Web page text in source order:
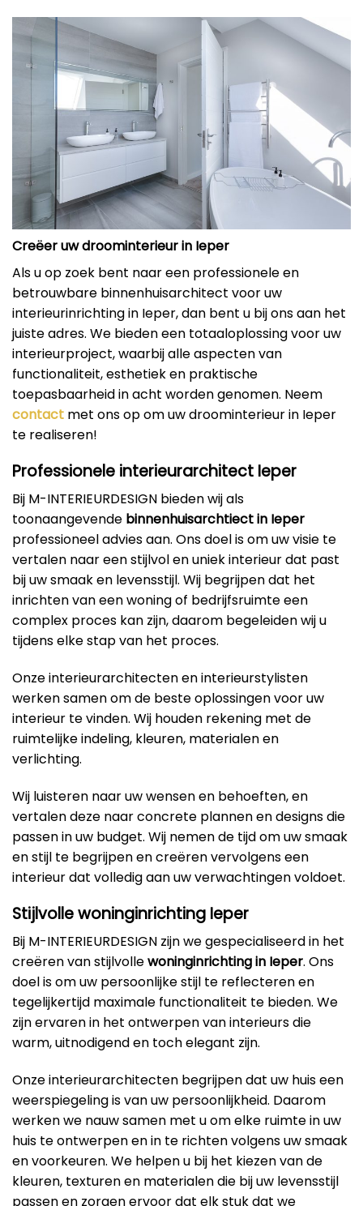
Creëer uw droominterieur in Ieper
Als u op zoek bent naar een professionele en
betrouwbare binnenhuisarchitect voor uw
interieurinrichting in Ieper, dan bent u bij ons aan het
juiste adres. We bieden een totaaloplossing voor uw
interieurproject, waarbij alle aspecten van
functionaliteit, esthetiek en praktische
toepasbaarheid in acht worden genomen. Neem
contact met ons op om uw droominterieur in Ieper
te realiseren!
Professionele interieurarchitect Ieper
Bij M-INTERIEURDESIGN bieden wij als
toonaangevende binnenhuisarchtiect in Ieper
professioneel advies aan. Ons doel is om uw visie te
vertalen naar een stijlvol en uniek interieur dat past
bij uw smaak en levensstijl. Wij begrijpen dat het
inrichten van een woning of bedrijfsruimte een
complex proces kan zijn, daarom begeleiden wij u
tijdens elke stap van het proces.
Onze interieurarchitecten en interieurstylisten
werken samen om de beste oplossingen voor uw
interieur te vinden. Wij houden rekening met de
ruimtelijke indeling, kleuren, materialen en
verlichting.
Wij luisteren naar uw wensen en behoeften, en
vertalen deze naar concrete plannen en designs die
passen in uw budget. Wij nemen de tijd om uw smaak
en stijl te begrijpen en creëren vervolgens een
interieur dat volledig aan uw verwachtingen voldoet.
Stijlvolle woninginrichting Ieper
Bij M-INTERIEURDESIGN zijn we gespecialiseerd in het
creëren van stijlvollewoninginrichting in Ieper. Ons
doel is om uw persoonlijke stijl te reflecteren en
tegelijkertijd maximale functionaliteit te bieden. We
zijn ervaren in het ontwerpen van interieurs die
warm, uitnodigend en toch elegant zijn.
Onze interieurarchitecten begrijpen dat uw huis een
weerspiegeling is van uw persoonlijkheid. Daarom
werken we nauw samen met u om elke ruimte in uw
huis te ontwerpen en in te richten volgens uw smaak
en voorkeuren. We helpen u bij het kiezen van de
kleuren, texturen en materialen die bij uw levensstijl
passen en zorgen ervoor dat elk stuk dat we